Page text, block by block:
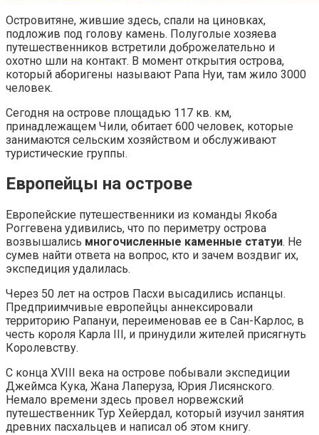
Островитяне, жившие здесь, спали на циновках,
подложив под голову камень. Полуголые хозяева
путешественников встретили доброжелательно и
охотно шли на контакт. В момент открытия острова,
который аборигены называют Рапа Нуи, там жило 3000
человек.
Сегодня на острове площадью 117 кв. км,
принадлежащем Чили, обитает 600 человек, которые
занимаются сельским хозяйством и обслуживают
туристические группы.
Европейцы на острове
Европейские путешественники из команды Якоба
Роггевена удивились, что по периметру острова
возвышались многочисленные каменные статуи. Не
сумев найти ответа на вопрос, кто и зачем воздвиг их,
экспедиция удалилась.
Через 50 лет на остров Пасхи высадились испанцы.
Предприимчивые европейцы аннексировали
территорию Рапануи, переименовав ее в Сан-Карлос, в
честь короля Карла III, и принудили жителей присягнуть
Королевству.
С конца XVIII века на острове побывали экспедиции
Джеймса Кука, Жана Лаперуза, Юрия Лисянского.
Немало времени здесь провел норвежский
путешественник Тур Хейердал, который изучил занятия
древних пасхальцев и написал об этом книгу.